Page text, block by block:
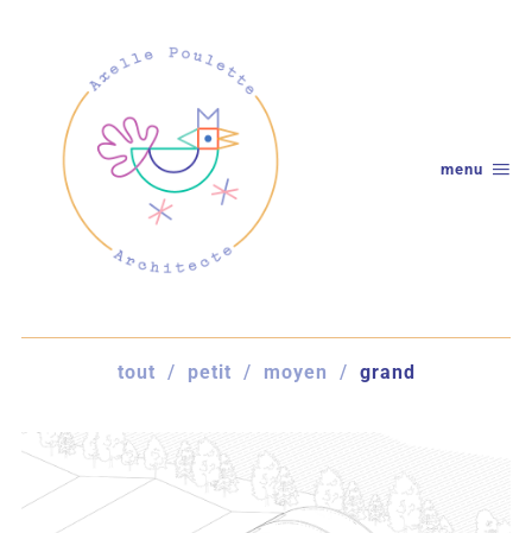
menu
tout petit moyen grand